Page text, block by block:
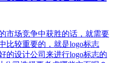
市场竞争中获胜的话，就需要
比较重要的，就是logo标志
的设计公司来进行logo标志的